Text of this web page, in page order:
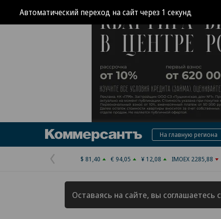
КоммерсантъНа главную региона
Предыдущая
страница
$ 81,40 € 94,05 ¥ 12,08 IMOEX 2285,88
Оставаясь на сайте, вы соглашаетесь с